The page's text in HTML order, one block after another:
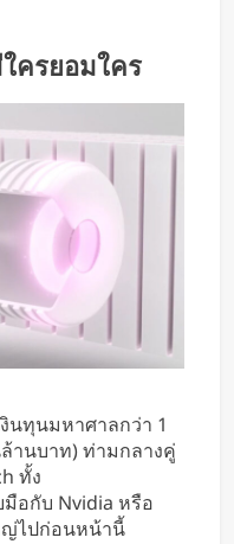
ครยอมใคร
นทุนมหาศาลกว่า 1
านบาท) ท่ามกลางคู่
ทั้ง
อกับ Nvidia หรือ
ญ่ไปก่อนหน้านี้